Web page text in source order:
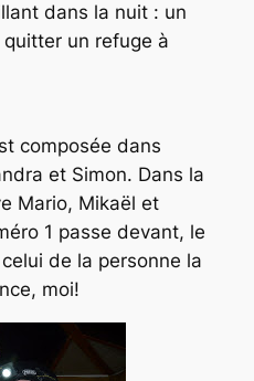
dans la nuit : un
un refuge à
composée dans
et Simon. Dans la
Mario, Mikaël et
1 passe devant, le
de la personne la
moi!